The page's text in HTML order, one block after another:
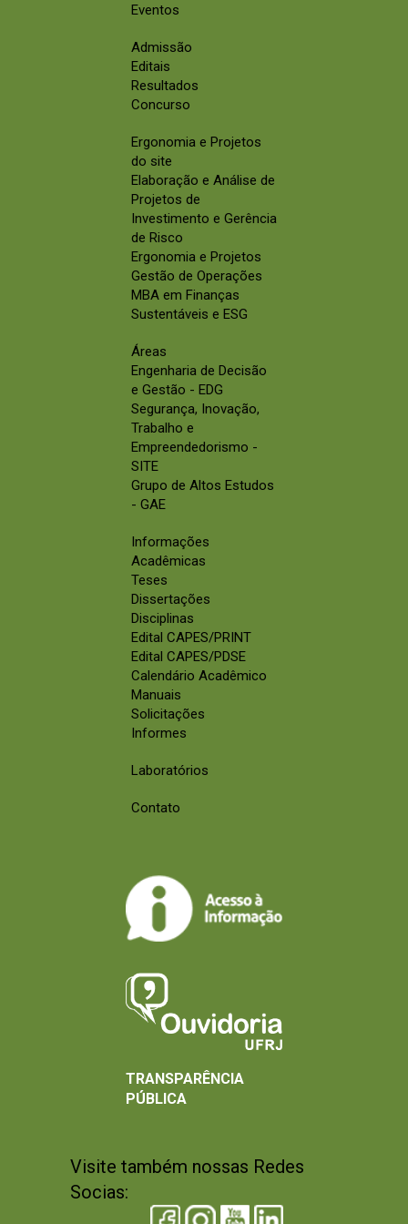
Eventos
Admissão
Editais
Resultados
Concurso
Ergonomia e Projetos
do site
Elaboração e Análise de
Projetos de
Investimento e Gerência
de Risco
Ergonomia e Projetos
Gestão de Operações
MBA em Finanças
Sustentáveis e ESG
Áreas
Engenharia de Decisão
e Gestão - EDG
Segurança, Inovação,
Trabalho e
Empreendedorismo -
SITE
Grupo de Altos Estudos
- GAE
Informações
Acadêmicas
Teses
Dissertações
Disciplinas
Edital CAPES/PRINT
Edital CAPES/PDSE
Calendário Acadêmico
Manuais
Solicitações
Informes
Laboratórios
Contato
Visite também nossas Redes
Socias:
TRANSPARÊNCIA
PÚBLICA